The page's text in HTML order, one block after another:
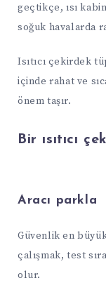
geçtikçe, ısı
soğuk havalarda
Isıtıcı çekirdek
içinde rahat ve
önem taşır.
Bir ısıtıcı
Aracı parkla
Güvenlik en
çalışmak, test
olur.